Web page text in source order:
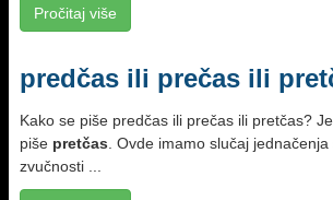
Pročitaj više
predčas ili prečas ili
Kako se piše predčas ili prečas ili pretčas?
piše pretčas . Ovde imamo slučaj
zvučnosti ...